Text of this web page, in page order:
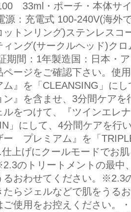
33ml・ポーチ・本体サ
源：充電式 100-240V(海外
ットンリング)ステンレスコ
ィング(サークルヘッド)ク
期間：1年製造国：日本・
ページをご確認下さい。使
ム』を「CLEANSING」に
ン』を含ませ、3分間ケア
ルをつけて、『ツインエレ
」にして、4分間ケアを行
ー プレミアム』を「
上げにクールモードでお
のトリートメントの最中
るおわせてください。※2.3
たらジェルなどで肌をうる
ご使用をお控えください。